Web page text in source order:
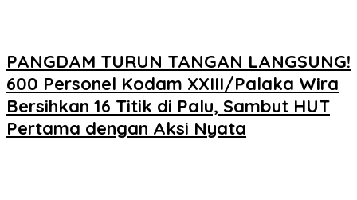
PANGDAM TURUN TANGAN LANGSUNG!
600 Personel Kodam XXIII/Palaka Wira
Bersihkan 16 Titik di Palu, Sambut HUT
Pertama dengan Aksi Nyata